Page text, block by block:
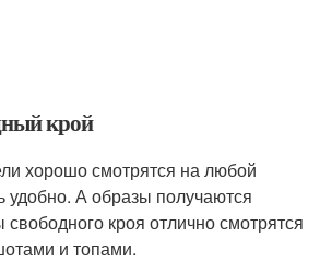
крой
хорошо смотрятся на любой
удобно. А образы получаются
кроя отлично смотрятся
и топами.